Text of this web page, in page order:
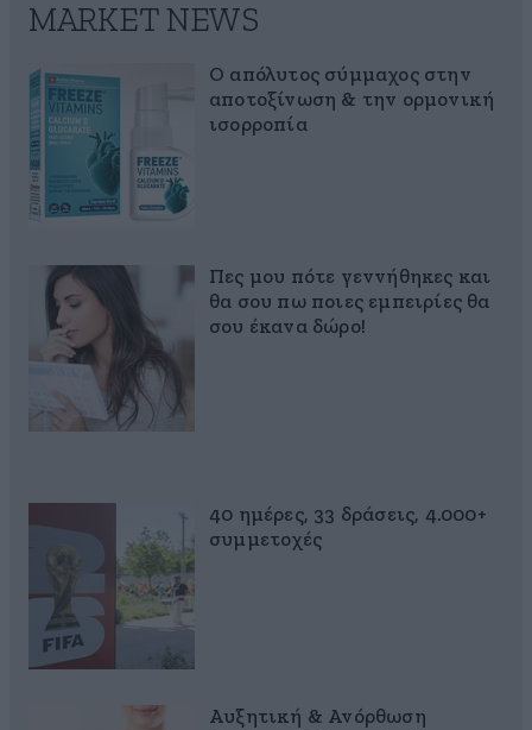
MARKET NEWS
Ο απόλυτος σύμμαχος στην
αποτοξίνωση & την ορμονική
ισορροπία
Πες μου πότε γεννήθηκες και
θα σου πω ποιες εμπειρίες θα
σου έκανα δώρο!
40 ημέρες, 33 δράσεις, 4.000+
συμμετοχές
Αυξητική & Ανόρθωση